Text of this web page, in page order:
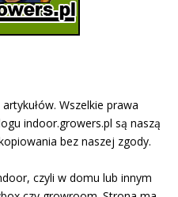
Wszelkie prawa
indoor.growers.pl są naszą
bez naszej zgody.
czyli w domu lub innym